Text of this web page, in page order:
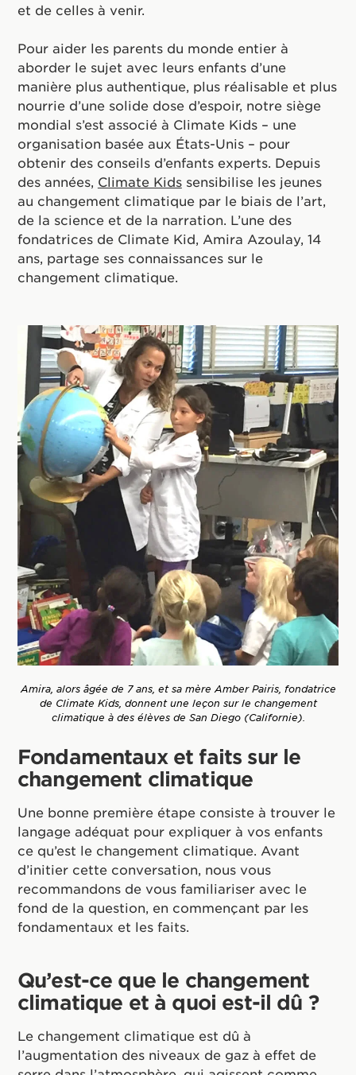
et de celles à venir.
Pour aider les parents du monde entier à
aborder le sujet avec leurs enfants d’une
manière plus authentique, plus réalisable et plus
nourrie d’une solide dose d’espoir, notre siège
mondial s’est associé à Climate Kids – une
organisation basée aux États-Unis – pour
obtenir des conseils d’enfants experts. Depuis
des années, Climate Kidssensibilise les jeunes
au changement climatique par le biais de l’art,
de la science et de la narration. L’une des
fondatrices de Climate Kid, Amira Azoulay, 14
ans, partage ses connaissances sur le
changement climatique.
Amira, alors âgée de 7 ans, et sa mère Amber Pairis, fondatrice
de Climate Kids, donnent une leçon sur le changement
climatique à des élèves de San Diego (Californie).
Fondamentaux et faits sur le
changement climatique
Une bonne première étape consiste à trouver le
langage adéquat pour expliquer à vos enfants
ce qu’est le changement climatique. Avant
d’initier cette conversation, nous vous
recommandons de vous familiariser avec le
fond de la question, en commençant par les
fondamentaux et les faits.
Qu’est-ce que le changement
climatique et à quoi est-il dû ?
Le changement climatique est dû à
l’augmentation des niveaux de gaz à effet de